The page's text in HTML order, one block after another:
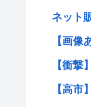
ネット
【画
【衝
【高